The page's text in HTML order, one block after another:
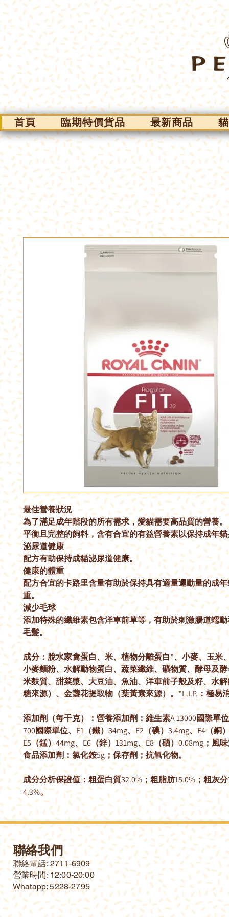
首頁 臨期特價貨品 最新商品
最佳營養狀況
為了滿足成年階段的所有需求，愛貓需要高品質的營養。
平衡且完整的飼料，含有合宜的有益營養素以保持成年
泌尿道健康
配方有助保持成貓泌尿道健康。
健康的體重
配方合宜的卡路里含量有助於保持具有適量運動量的成
重。
減少毛球
添加特殊的纖維素包含洋車前草等，有助於刺激腸道蠕
毛髮。
成分：脫水家禽蛋白、米、植物分離蛋白*、小麥、玉米
小麥麵粉、水解動物蛋白、蔬菜纖維、礦物質、酵母及
米麩質、甜菜漿、大豆油、魚油、洋車前子殼及籽、水
糖來源）、金盞花提取物（葉黃素來源）。*L.I.P.：極易
添加劑（每千克）：營養添加劑：維生素A 13000國際單
700國際單位、E1（鐵）34mg、E2（碘）3.4mg、E4（銅
E5（錳）44mg、E6（鋅）131mg、E8（硒）0.08mg；風
食品添加劑：氯化銨5g；保存劑；抗氧化物。
成分分析保證值：粗蛋白質32.0%；粗脂肪15.0%；粗灰
4.3%。
聯絡我們
​聯絡電話: 2711-6909
營業時間: 12:00-20:00
Whatapp: 5228-2795